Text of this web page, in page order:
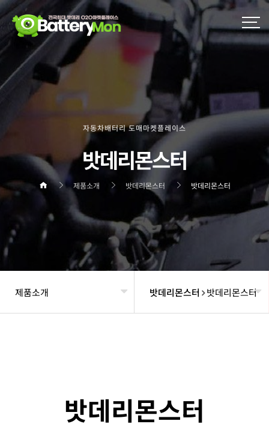
자동차배터리 도매마켓플레이스
밧데리몬스터
제품소개 밧데리몬스터 밧데리몬스터
제품소개 밧데리몬스터 밧데리몬스터
밧데리몬스터